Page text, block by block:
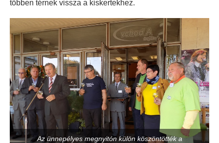
többen térnek vissza a kiskertekhez.
Az ünnepélyes megnyitón külön köszöntötték a